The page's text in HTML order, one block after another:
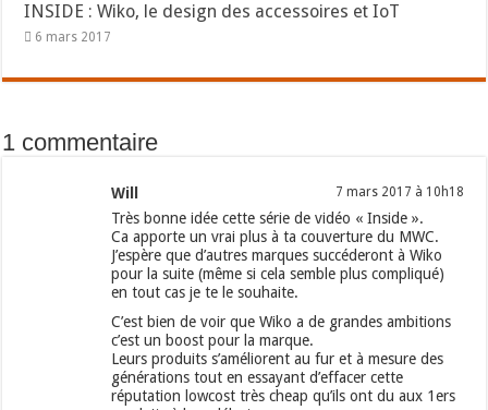
INSIDE : Wiko, le design des accessoires et IoT
6 mars 2017
1 commentaire
Will 7 mars 2017 à 10h18
Très bonne idée cette série de vidéo « Inside ».
Ca apporte un vrai plus à ta couverture du MWC.
J’espère que d’autres marques succéderont à Wiko
pour la suite (même si cela semble plus compliqué)
en tout cas je te le souhaite.
C’est bien de voir que Wiko a de grandes ambitions
c’est un boost pour la marque.
Leurs produits s’améliorent au fur et à mesure des
générations tout en essayant d’effacer cette
réputation lowcost très cheap qu’ils ont du aux 1ers